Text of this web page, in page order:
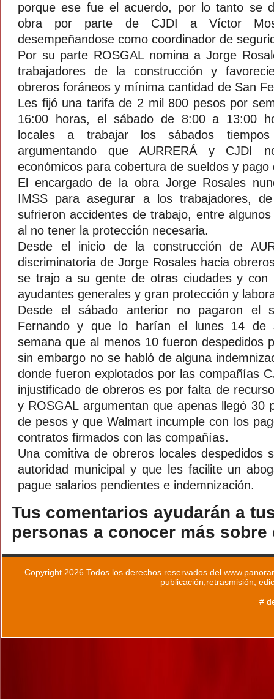
porque ese fue el acuerdo, por lo tanto se
obra por parte de CJDI a Víctor
desempeñandose como coordinador de
Por su parte ROSGAL nomina a Jorge
trabajadores de la construcción y
obreros foráneos y mínima cantidad de San
Les fijó una tarifa de 2 mil 800 pesos por
16:00 horas, el sábado de 8:00 a 13:00
locales a trabajar los sábados
argumentando que AURRERÁ y CJDI
económicos para cobertura de sueldos y
El encargado de la obra Jorge Rosales
IMSS para asegurar a los trabajadores,
sufrieron accidentes de trabajo, entre
al no tener la protección necesaria.
Desde el inicio de la construcción de
discriminatoria de Jorge Rosales hacia
se trajo a su gente de otras ciudades y con
ayudantes generales y gran protección y
Desde el sábado anterior no pagaron el
Fernando y que lo harían el lunes 14 de
semana que al menos 10 fueron despedidos
sin embargo no se habló de alguna
donde fueron explotados por las compañías
injustificado de obreros es por falta de
y ROSGAL argumentan que apenas llegó 30
de pesos y que Walmart incumple con los
contratos firmados con las compañías.
Una comitiva de obreros locales despedidos
autoridad municipal y que les facilite un
pague salarios pendientes e indemnización.
Tus comentarios ayudarán a
personas a conocer más sobre
Copyright 2026 Todos los derechos reservados del
publicación,retrasmisión,
#